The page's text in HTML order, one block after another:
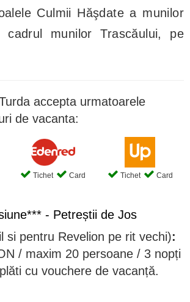
Culmii Hăşdate a munilor
cadrul munilor Trascăului, pe
accepta urmatoarele
de vacanta:
Tichet
Card Tichet Card
- Petreștii de Jos
si pentru Revelion pe rit vechi):
/ maxim 20 persoane / 3 nopți
cu vouchere de vacanță.